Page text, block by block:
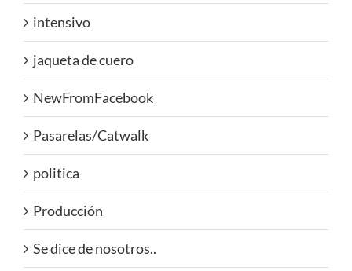
intensivo
jaqueta de cuero
NewFromFacebook
Pasarelas/Catwalk
politica
Producción
Se dice de nosotros..